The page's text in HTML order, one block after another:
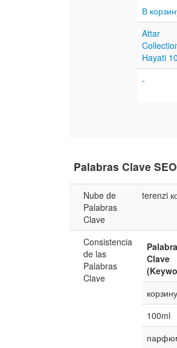
В
Attar
Hayati
-
Palabras Clave SEO
Nube de
Palabras
Clave
terenzi
Consistencia
de las
Palabras
Clave
Palabra
Clave
корзину
100ml